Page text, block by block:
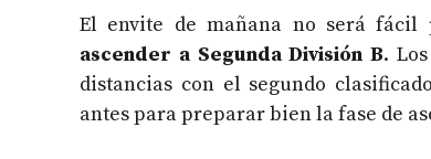
El envite de mañana no será fácil
ascender a Segunda División B.
distancias con el segundo
antes para preparar bien la fase de